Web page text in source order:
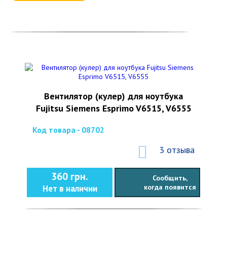
Вентилятор (кулер) для ноутбука
Fujitsu Siemens Esprimo V6515, V6555
Код товара - 08702
3 отзыва
360 грн.
Нет в наличии
Сообщить,
когда появится